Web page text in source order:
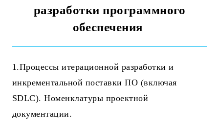
разработки программного
обеспечения
1.Процессы итерационной разработки и
инкрементальной поставки ПО (включая
SDLC). Номенклатуры проектной
документации.